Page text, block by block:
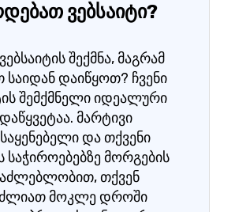
ვებსაიტი?
შექმნა, მაგრამ
საიდან დაიწყოთ? ჩვენი
შემქმნელი იდეალური
მარტივი
და თქვენი
საჭიროებებზე მორგების
თქვენ
მოკლე დროში